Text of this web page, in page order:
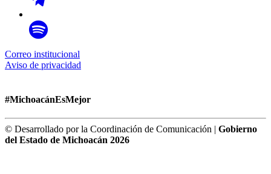
Correo institucional
Aviso de privacidad
#MichoacánEsMejor
© Desarrollado por la Coordinación de Comunicación | Gobierno
del Estado de Michoacán 2026